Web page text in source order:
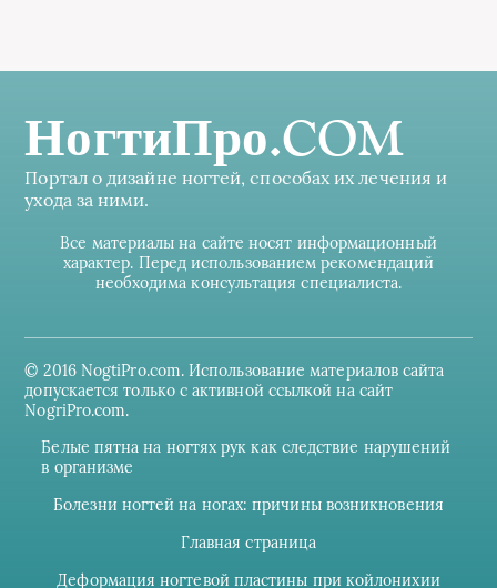
НогтиПро.COM
Портал о дизайне ногтей, способах их лечения и
ухода за ними.
Все материалы на сайте носят информационный
характер. Перед использованием рекомендаций
необходима консультация специалиста.
© 2016 NogtiPro.com. Использование материалов сайта
допускается только с активной ссылкой на сайт
NogriPro.com.
Белые пятна на ногтях рук как следствие нарушений
в организме
Болезни ногтей на ногах: причины возникновения
Главная страница
Деформация ногтевой пластины при койлонихии